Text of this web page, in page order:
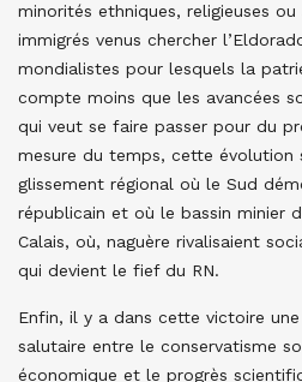
minorités ethniques, religieuses
immigrés venus chercher
mondialistes pour lesquels la
compte moins que les avancées
qui veut se faire passer pour du
mesure du temps, cette
glissement régional où le Sud
républicain et où le bassin minier
Calais, où, naguère rivalisaient
qui devient le fief du RN.
Enfin, il y a dans cette victoire
salutaire entre le conservatisme
économique et le progrès